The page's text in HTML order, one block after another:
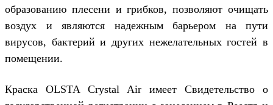
образованию плесени и грибков, позволяют очищать
воздух и являются надежным барьером на пути
вирусов, бактерий и других нежелательных гостей в
помещении.
Краска OLSTA Crystal Air имеет Свидетельство о